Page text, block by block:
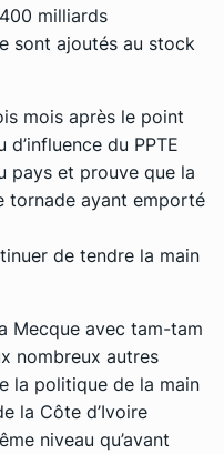
400 milliards
sont ajoutés au stock
mois après le point
d’influence du PPTE
pays et prouve que la
tornade ayant emporté
de tendre la main
Mecque avec tam-tam
nombreux autres
la politique de la main
la Côte d’Ivoire
niveau qu’avant